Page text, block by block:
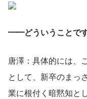
━━どういうことで
唐澤：具体的には、
として、新卒のまっ
業に根付く暗黙知と